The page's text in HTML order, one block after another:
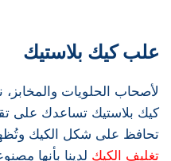
علب كيك بلاستيك
لأصحاب الحلويات
كيك بلاستيك تساعدك على
تحافظ على شكل الكيك
تغليف الكيك لدينا بأنها